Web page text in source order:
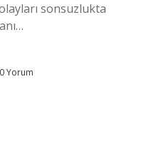
sonsuzlukta
Yorum